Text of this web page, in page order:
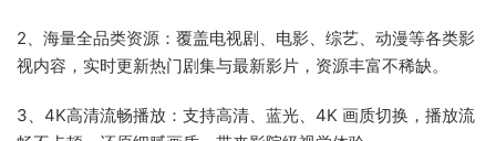
2、海量全品类资源：覆盖电视剧、电影、综艺、动漫等各类影
视内容，实时更新热门剧集与最新影片，资源丰富不稀缺。
3、4K高清流畅播放：支持高清、蓝光、4K 画质切换，播放流